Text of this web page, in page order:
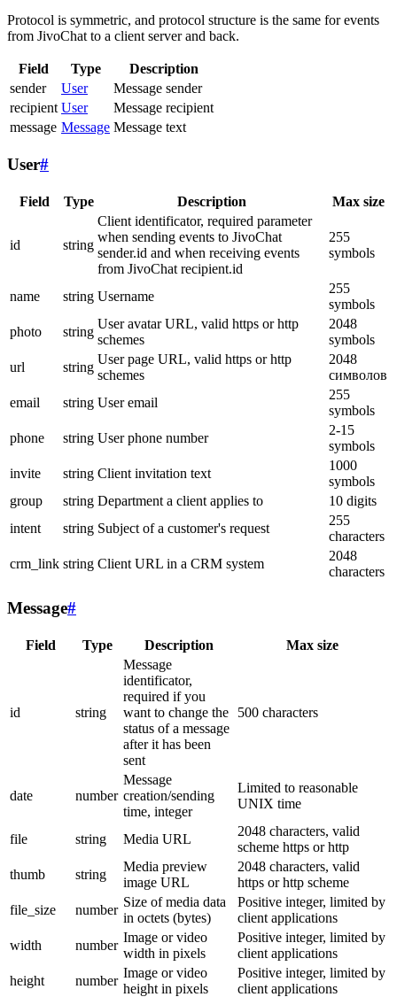
Protocol is symmetric, and protocol structure is the same for events
from JivoChat to a client server and back.
Field Type
Description
sender
User
Message sender
recipient User
Message recipient
message Message Message text
User#
Field Type Description Max size
id string
Client identificator, required parameter
when sending events to JivoChat
sender.id and when receiving events
from JivoChat recipient.id
255
symbols
name string Username
255
symbols
photo
string
User avatar URL, valid https or http
schemes
2048
symbols
url
string
User page URL, valid https or http
schemes
2048
символов
email
string User email
255
symbols
phone
string User phone number
2-15
symbols
invite
string Client invitation text
1000
symbols
group
string Department a client applies to
10 digits
intent
string Subject of a customer's request
255
characters
crm_link string Client URL in a CRM system
2048
characters
Message#
Field Type Description Max size
id string
Message
identificator,
required if you
want to change the
status of a message
after it has been
sent
500 characters
date number
Message
creation/sending
time, integer
Limited to reasonable
UNIX time
file string Media URL
2048 characters, valid
scheme https or http
thumb
string
Media preview
image URL
2048 characters, valid
https or http scheme
file_size
number
Size of media data
in octets (bytes)
Positive integer, limited by
client applications
width
number
Image or video
width in pixels
Positive integer, limited by
client applications
height
number
Image or video
height in pixels
Positive integer, limited by
client applications